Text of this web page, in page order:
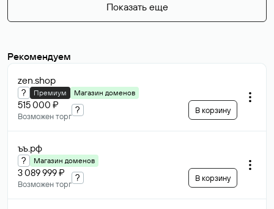
Показать еще
Рекомендуем
zen.shop
? Премиум Магазин доменов
515 000 ₽
Возможен торг
? В корзину
ъъ.рф
? Магазин доменов
3 089 999 ₽
Возможен торг
? В корзину